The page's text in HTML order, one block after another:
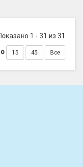
1 - 31 из 31
15 45 Все